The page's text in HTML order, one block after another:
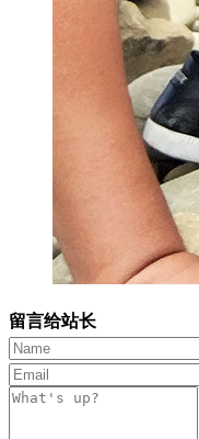
留言给站长